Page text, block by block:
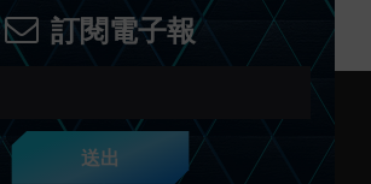
訂閱電子報
送出